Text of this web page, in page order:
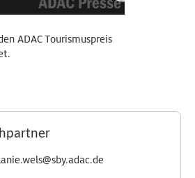
ADAC Tourismuspreis